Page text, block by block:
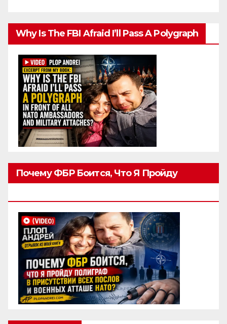
Why Is The FBI Afraid I’ll Pass A Polygraph
Почему ФБР Боится, Что Я Пройду